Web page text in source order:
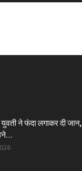
युवती ने फंदा लगाकर दी जान,